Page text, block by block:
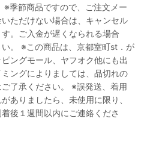
※季節商品ですので、ご注文メー
ただけない場合は、キャンセル
。ご入金が遅くなられる場合
。 ※この商品は、京都室町st．が
ングモール、ヤフオク他にも出
ングによりましては、品切れの
了承ください。 ※誤発送、着用
ありましたら、未使用に限り、
後１週間以内にご連絡くださ